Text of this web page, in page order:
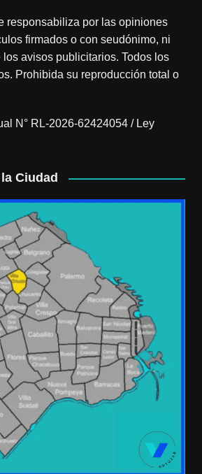
responsabiliza por las opiniones
firmados o con seudónimo, ni
avisos publicitarios. Todos los
Prohibida su reproducción total o
N° RL-2026-62424054 / Ley
Ciudad